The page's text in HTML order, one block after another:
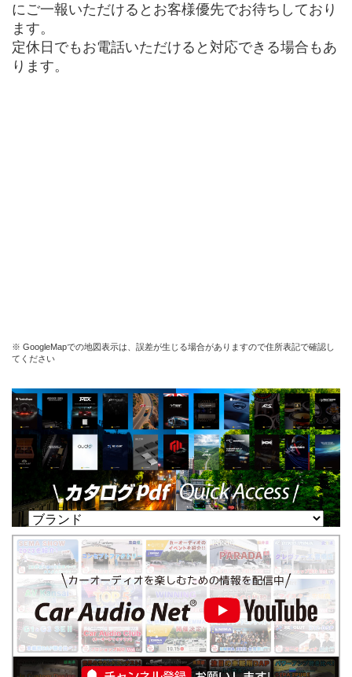
にご一報いただけるとお客様優先でお待ちしており
ます。
定休日でもお電話いただけると対応できる場合もあ
ります。
※ GoogleMapでの地図表示は、誤差が生じる場合がありますので住所表記で確認し
てください